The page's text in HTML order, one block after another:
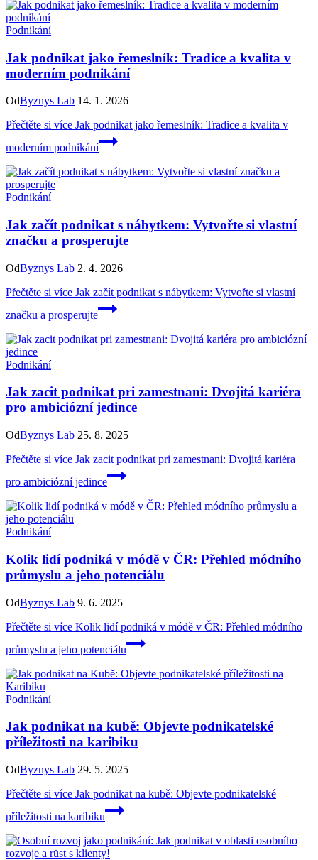
Podnikání
Jak podnikat jako řemeslník: Tradice a kvalita v
moderním podnikání
OdByznys Lab 14. 1. 2026
Přečtěte si více Jak podnikat jako řemeslník: Tradice a kvalita v
moderním podnikání
Podnikání
Jak začít podnikat s nábytkem: Vytvořte si vlastní
značku a prosperujte
OdByznys Lab 2. 4. 2026
Přečtěte si více Jak začít podnikat s nábytkem: Vytvořte si vlastní
značku a prosperujte
Podnikání
Jak zacit podnikat pri zamestnani: Dvojitá kariéra
pro ambiciózní jedince
OdByznys Lab 25. 8. 2025
Přečtěte si více Jak zacit podnikat pri zamestnani: Dvojitá kariéra
pro ambiciózní jedince
Podnikání
Kolik lidí podniká v módě v ČR: Přehled módního
průmyslu a jeho potenciálu
OdByznys Lab 9. 6. 2025
Přečtěte si více Kolik lidí podniká v módě v ČR: Přehled módního
průmyslu a jeho potenciálu
Podnikání
Jak podnikat na kubě: Objevte podnikatelské
příležitosti na karibiku
OdByznys Lab 29. 5. 2025
Přečtěte si více Jak podnikat na kubě: Objevte podnikatelské
příležitosti na karibiku